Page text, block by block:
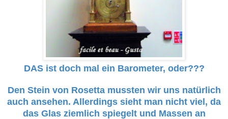
DAS ist doch mal ein Barometer, oder???
Den Stein von Rosetta mussten wir uns natürlich
auch ansehen. Allerdings sieht man nicht viel, da
das Glas ziemlich spiegelt und Massen an